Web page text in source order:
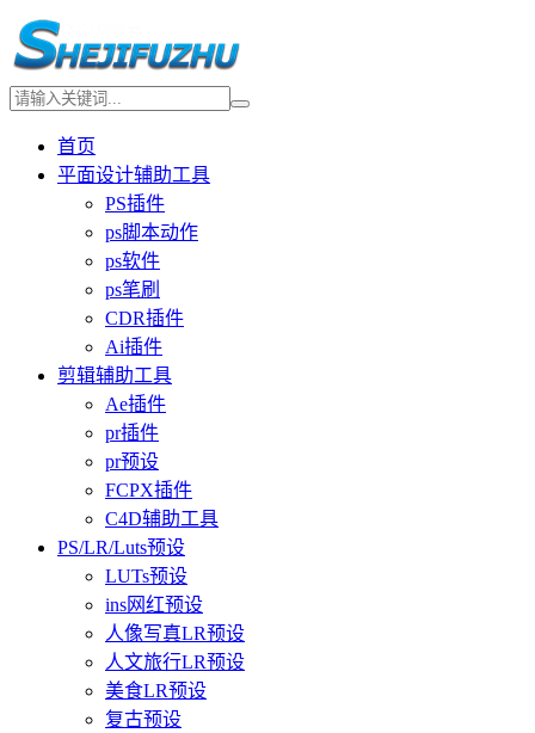
首页
平面设计辅助工具
PS插件
ps脚本动作
ps软件
ps笔刷
CDR插件
Ai插件
剪辑辅助工具
Ae插件
pr插件
pr预设
FCPX插件
C4D辅助工具
PS/LR/Luts预设
LUTs预设
ins网红预设
人像写真LR预设
人文旅行LR预设
美食LR预设
复古预设